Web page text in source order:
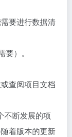
要进行数据清
）。
查阅项目文档
不断发展的项
着版本的更新